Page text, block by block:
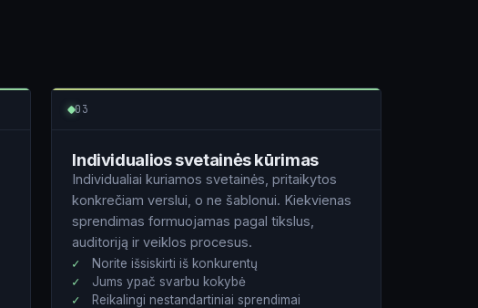
03
Individualios svetainės kūrimas
Individualiai kuriamos svetainės, pritaikytos
konkrečiam verslui, o ne šablonui. Kiekvienas
sprendimas formuojamas pagal tikslus,
auditoriją ir veiklos procesus.
Norite išsiskirti iš konkurentų
Jums ypač svarbu kokybė
Reikalingi nestandartiniai sprendimai